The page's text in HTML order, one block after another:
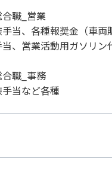
職_営業
当、各種報奨金（車
、営業活動用ガソリン
職_事務
当など各種